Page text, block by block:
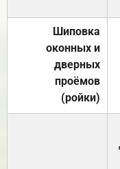
Шиповка
оконных и
дверных
проёмов
(ройки)